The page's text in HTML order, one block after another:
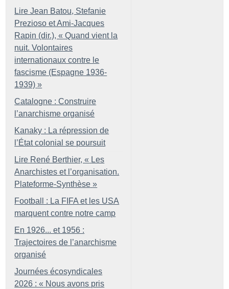
Lire Jean Batou, Stefanie
Prezioso et Ami-Jacques
Rapin (dir.), « Quand vient la
nuit. Volontaires
internationaux contre le
fascisme (Espagne 1936-
1939) »
Catalogne : Construire
l’anarchisme organisé
Kanaky : La répression de
l’État colonial se poursuit
Lire René Berthier, « Les
Anarchistes et l’organisation.
Plateforme-Synthèse »
Football : La FIFA et les USA
marquent contre notre camp
En 1926... et 1956 :
Trajectoires de l’anarchisme
organisé
Journées écosyndicales
2026 : « Nous avons pris